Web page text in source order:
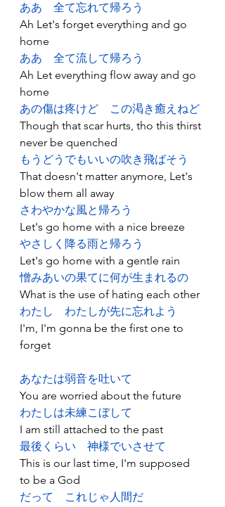
ああ
全て忘れて帰ろう
Ah Let's forget everything and go
home
ああ
全て流して帰ろう
Ah Let everything flow away and go
home
あの傷は疼けど
この渇き癒えねど
Though that scar hurts, tho this thirst
never be quenched
もうどうでもいいの吹き飛ばそう
That doesn't matter anymore, Let's
blow them all away
さわやかな風と帰ろう
Let's go home with a nice breeze
やさしく降る雨と帰ろう
Let's go home with a gentle rain
憎みあいの果てに何が生まれるの
What is the use of hating each other
わたし
わたしが先に忘れよう
I'm, I'm gonna be the first one to
forget
あなたは弱音を吐いて
You are worried about the future
わたしは未練こぼして
I am still attached to the past
最後くらい
神様でいさせて
This is our last time, I'm supposed
to be a God
だって
これじゃ人間だ